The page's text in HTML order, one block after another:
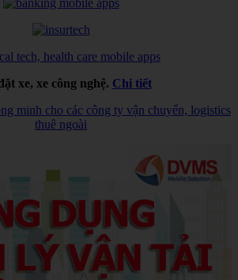
xe, xe công nghệ. Chi tiết